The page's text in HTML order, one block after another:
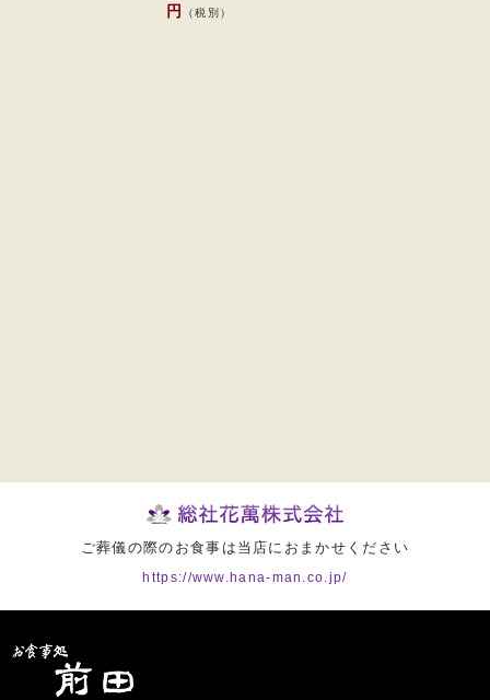
円 （税別）
ご葬儀の際のお食事は当店におまかせください
https://www.hana-man.co.jp/